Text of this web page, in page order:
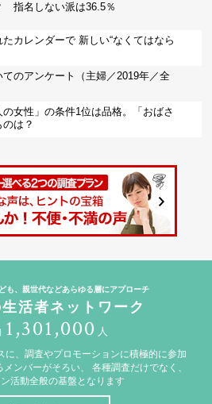
指名しない派は36.5％
カレンダーで 新しい“なくてはなら
のアンケート（主婦／2019年／全
女性」の条件1位は品格。「おばさ
は？
も、親世代などあらゆる層にアプローチ
活者ネットワーク
1,301,000 人
に、調査やプロモーションに積極的に参加
ンバーがそろい、
各種調査だけでなく、
活動全般の基盤となります